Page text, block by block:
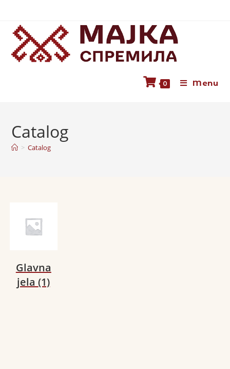
0 Menu
Catalog
> Catalog
Glavna
jela(1)